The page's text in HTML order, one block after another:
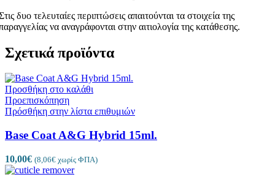
δυο τελευταίες περιπτώσεις απαιτούνται τα στοιχεία της
να αναγράφονται στην αιτιολογία της κατάθεσης.
Σχετικά προϊόντα
Προσθήκη στο καλάθι
Προεπισκόπηση
Πρόσθήκη στην λίστα επιθυμιών
Base Coat A&G Hybrid 15ml.
10,00€ (8,06€ χωρίς ΦΠΑ)